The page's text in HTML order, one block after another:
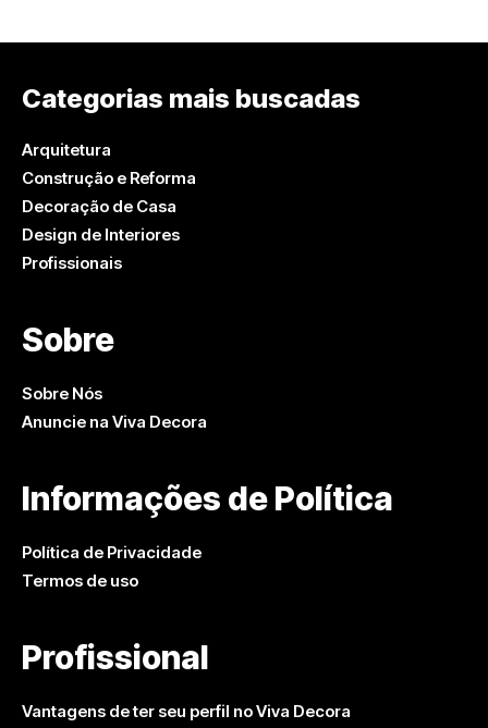
Categorias mais buscadas
Arquitetura
Construção e Reforma
Decoração de Casa
Design de Interiores
Profissionais
Sobre
Sobre Nós
Anuncie na Viva Decora
Informações de Política
Política de Privacidade
Termos de uso
Profissional
Vantagens de ter seu perfil no Viva Decora